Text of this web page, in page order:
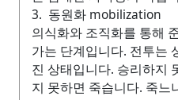
3. 동원화 mobilization
의식화와 조직화를 통해
가는 단계입니다. 전투는
진 상태입니다. 승리하지
지 못하면 죽습니다. 죽느